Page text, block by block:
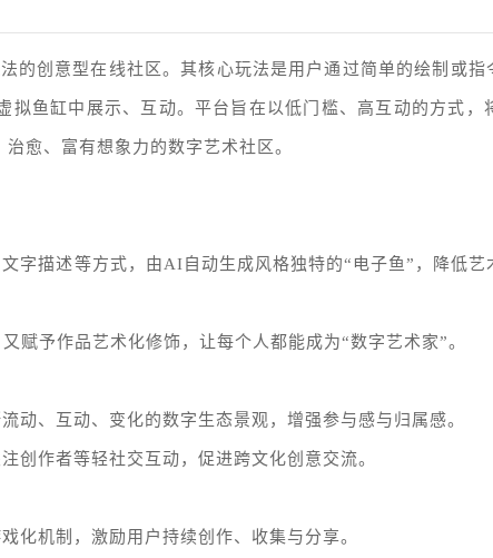
的创意型在线社区。其核心玩法是用户通过简单的绘制或指
拟鱼缸中展示、互动。平台旨在以低门槛、高互动的方式，
愈、富有想象力的数字艺术社区。
字描述等方式，由AI自动生成风格独特的“电子鱼”，降低艺
赋予作品艺术化修饰，让每个人都能成为“数字艺术家”。
动、互动、变化的数字生态景观，增强参与感与归属感。
创作者等轻社交互动，促进跨文化创意交流。
化机制，激励用户持续创作、收集与分享。